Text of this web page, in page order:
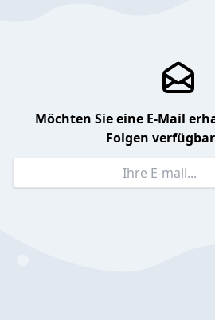
Möchten Sie eine E-Mail
Folgen